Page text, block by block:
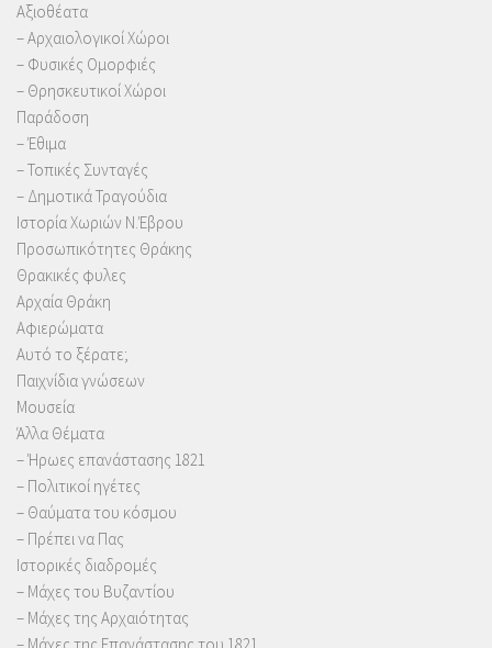
Αξιοθέατα
– Αρχαιολογικοί Χώροι
– Φυσικές Ομορφιές
– Θρησκευτικοί Χώροι
Παράδοση
– Έθιμα
– Τοπικές Συνταγές
– Δημοτικά Τραγούδια
Ιστορία Χωριών Ν.Έβρου
Προσωπικότητες Θράκης
Θρακικές φυλες
Αρχαία Θράκη
Αφιερώματα
Αυτό το ξέρατε;
Παιχνίδια γνώσεων
Μουσεία
Άλλα Θέματα
– Ήρωες επανάστασης 1821
– Πολιτικοί ηγέτες
– Θαύματα του κόσμου
– Πρέπει να Πας
Ιστορικές διαδρομές
– Μάχες του Βυζαντίου
– Μάχες της Αρχαιότητας